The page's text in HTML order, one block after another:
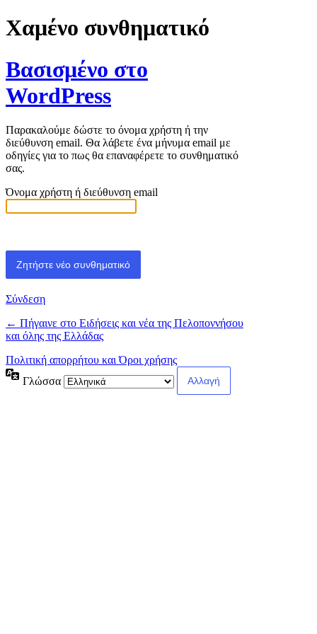
Χαμένο συνθηματικό
Βασισμένο στο
WordPress
Παρακαλούμε δώστε το όνομα χρήστη ή την
διεύθυνση email. Θα λάβετε ένα μήνυμα email με
οδηγίες για το πως θα επαναφέρετε το συνθηματικό
σας.
Όνομα χρήστη ή διεύθυνση email
Σύνδεση
← Πήγαινε στο Ειδήσεις και νέα της Πελοποννήσου
και όλης της Ελλάδας
Πολιτική απορρήτου και Όροι χρήσης
Γλώσσα